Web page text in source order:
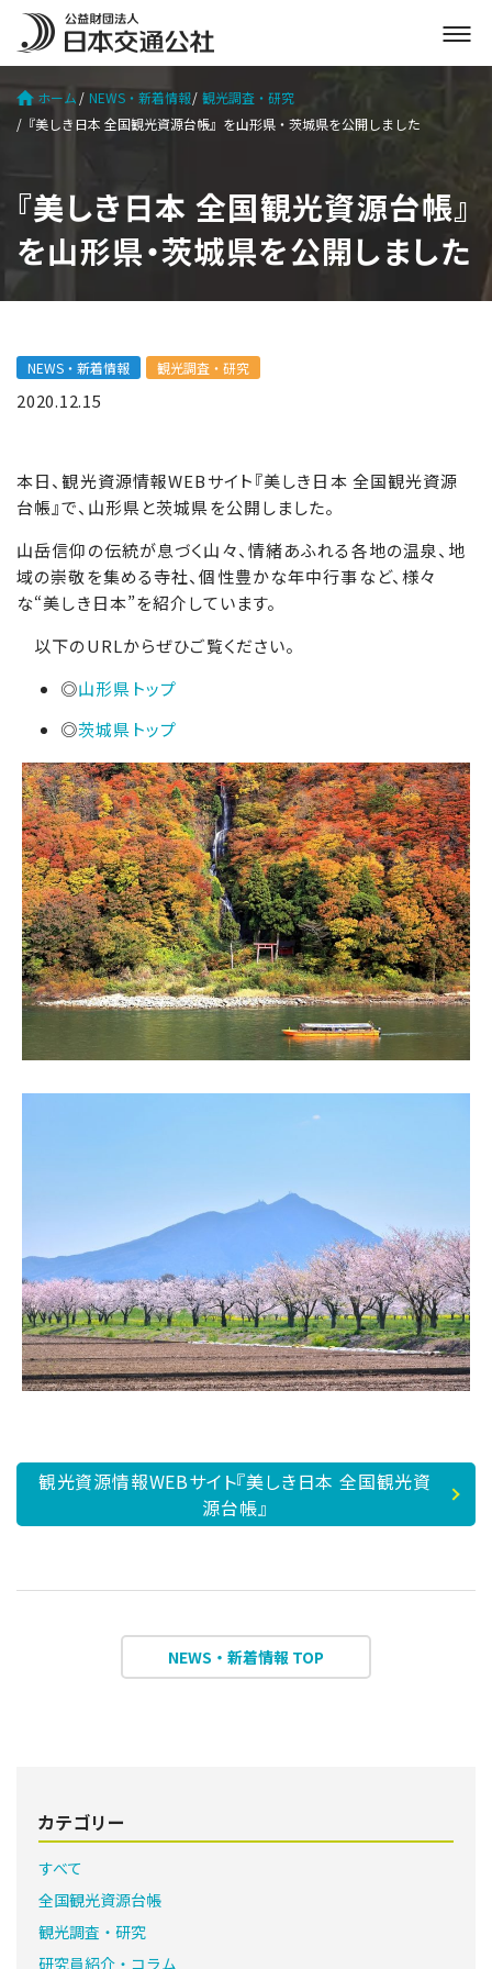
メ
ニ
く
ホーム NEWS・新着情報
観光調査・研究
『美しき日本 全国観光資源台帳』を山形県・茨城県を公開しました
『美しき日本 全国観光資源台帳』
を山形県・茨城県を公開しました
NEWS・新着情報 観光調査・研究
2020.12.15
本日、観光資源情報WEBサイト『美しき日本 全国観光資源
台帳』で、山形県と茨城県を公開しました。
山岳信仰の伝統が息づく山々、情緒あふれる各地の温泉、地
域の崇敬を集める寺社、個性豊かな年中行事など、様々
な“美しき日本”を紹介しています。
以下のURLからぜひご覧ください。
◎山形県トップ
◎茨城県トップ
観光資源情報WEBサイト『美しき日本 全国観光資
源台帳』
NEWS・新着情報 TOP
カテゴリー
すべて
全国観光資源台帳
観光調査・研究
研究員紹介・コラム